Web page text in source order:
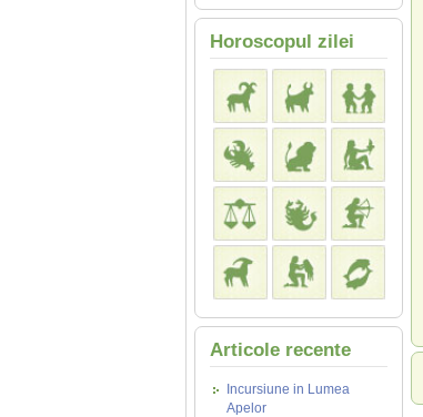
Horoscopul zilei
Articole recente
Incursiune in Lumea
Apelor